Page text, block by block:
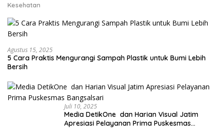
Kesehatan
Agustus 15, 2025
5 Cara Praktis Mengurangi Sampah Plastik untuk Bumi Lebih
Bersih
Juli 10, 2025
Media DetikOne dan Harian Visual Jatim
Apresiasi Pelayanan Prima Puskesmas